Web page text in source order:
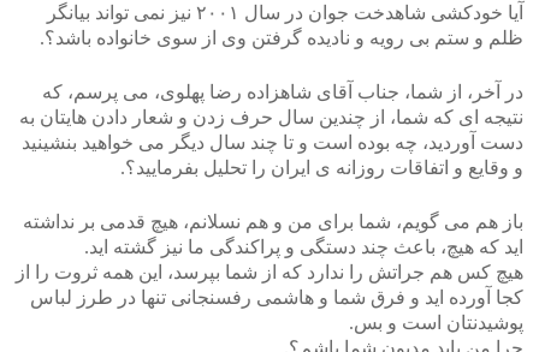
آیا خودکشی شاهدخت جوان در سال ۲۰۰۱ نیز نمی تواند بیانگر
ظلم و ستم بی رویه و نادیده گرفتن وی از سوی خانواده باشد؟.
در آخر، از شما، جناب آقای شاهزاده رضا پهلوی، می پرسم، که
نتیجه ای که شما، از چندین سال حرف زدن و شعار دادن هایتان به
دست آوردید، چه بوده است و تا چند سال دیگر می خواهید بنشینید
و وقایع و اتفاقات روزانه ی ایران را تحلیل بفرمایید؟.
باز هم می گویم، شما برای من و هم نسلانم، هیچ قدمی بر نداشته
اید که هیچ، باعث چند دستگی و پراکندگی ما نیز گشته اید.
هیچ کس هم جراتش را ندارد که از شما بپرسد، این همه ثروت را از
کجا آورده اید و فرق شما و هاشمی رفسنجانی تنها در طرز لباس
پوشیدنتان است و بس.
چرا من باید مدیون شما باشم؟.